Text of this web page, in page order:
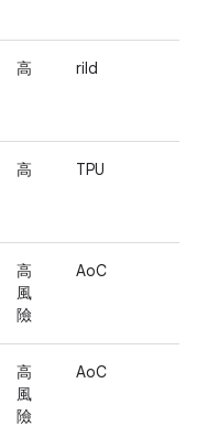
高 rild
高 TPU
高
風
險
AoC
高
風
險
AoC